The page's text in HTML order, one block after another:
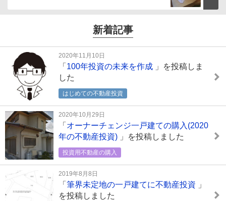
新着記事
2020年11月10日
「 100年投資の未来を作成 」を投稿しま
した
はじめての不動産投資
2020年10月29日
「 オーナーチェンジ一戸建ての購入(2020
年の不動産投資) 」を投稿しました
投資用不動産の購入
2019年8月8日
「 筆界未定地の一戸建てに不動産投資
」
を投稿しました